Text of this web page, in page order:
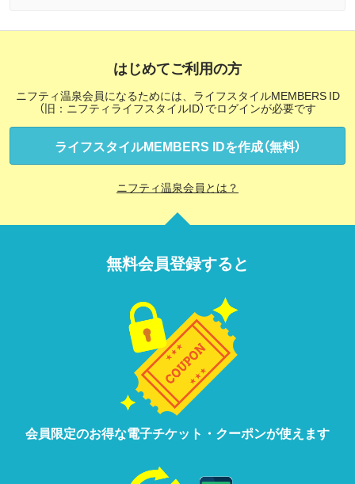
はじめてご利用の方
ニフティ温泉会員になるためには、ライフスタイルMEMBERS ID
（旧：ニフティライフスタイルID）でログインが必要です
ライフスタイルMEMBERS IDを作成（無料）
ニフティ温泉会員とは？
無料会員登録すると
会員限定のお得な電子チケット・クーポンが使えます